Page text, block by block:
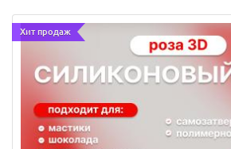
Хит продаж